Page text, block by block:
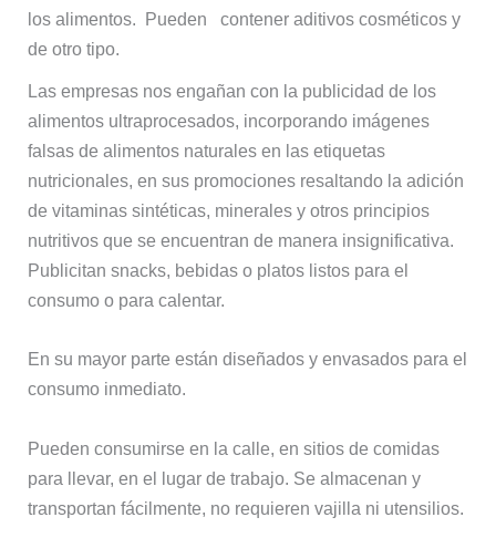
los alimentos. Pueden contener aditivos cosméticos y
de otro tipo.
Las empresas nos engañan con la publicidad de los
alimentos ultraprocesados, incorporando imágenes
falsas de alimentos naturales en las etiquetas
nutricionales, en sus promociones resaltando la adición
de vitaminas sintéticas, minerales y otros principios
nutritivos que se encuentran de manera insignificativa.
Publicitan snacks, bebidas o platos listos para el
consumo o para calentar.
En su mayor parte están diseñados y envasados para el
consumo inmediato.
Pueden consumirse en la calle, en sitios de comidas
para llevar, en el lugar de trabajo. Se almacenan y
transportan fácilmente, no requieren vajilla ni utensilios.